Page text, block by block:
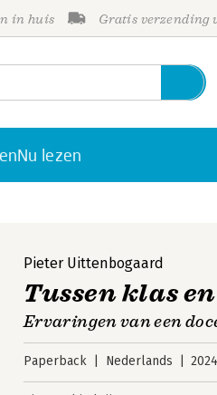
in huis Gratis verzending
Nu lezen
Pieter Uittenbogaard
Tussen klas
Ervaringen van een
Paperback Nederlands 2024